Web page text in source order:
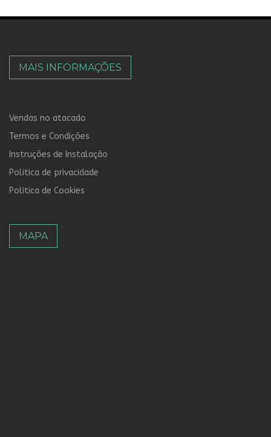
MAIS INFORMAÇÕES
Vendas no atacado
Termos e Condições
Instruções de Instalação
Politica de privacidade
Politica de Cookies
MAPA